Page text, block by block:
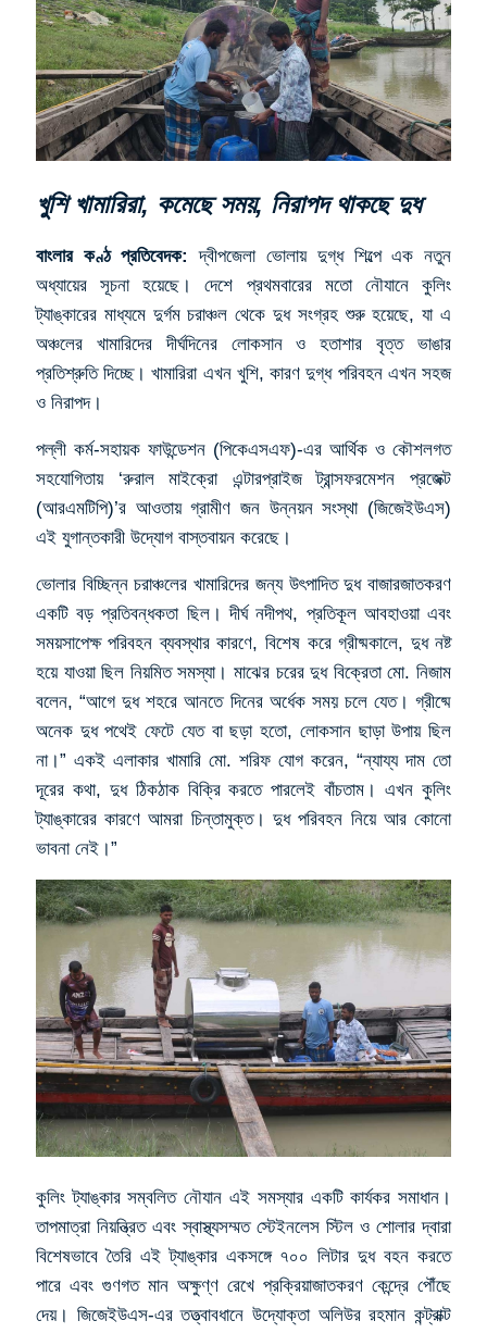
খুশি খামারিরা, কমেছে সময়, নিরাপদ থাকছে দুধ
বাংলার কণ্ঠ প্রতিবেদক:দ্বীপজেলা ভোলায় দুগ্ধ শিল্পে এক নতুন
অধ্যায়ের সূচনা হয়েছে। দেশে প্রথমবারের মতো নৌযানে কুলিং
ট্যাঙ্কারের মাধ্যমে দুর্গম চরাঞ্চল থেকে দুধ সংগ্রহ শুরু হয়েছে, যা এ
অঞ্চলের খামারিদের দীর্ঘদিনের লোকসান ও হতাশার বৃত্ত ভাঙার
প্রতিশ্রুতি দিচ্ছে। খামারিরা এখন খুশি, কারণ দুগ্ধ পরিবহন এখন সহজ
ও নিরাপদ।
পল্লী কর্ম-সহায়ক ফাউন্ডেশন (পিকেএসএফ)-এর আর্থিক ও কৌশলগত
সহযোগিতায় ‘রুরাল মাইক্রো এন্টারপ্রাইজ ট্রান্সফরমেশন প্রজেক্ট
(আরএমটিপি)’র আওতায় গ্রামীণ জন উন্নয়ন সংস্থা (জিজেইউএস)
এই যুগান্তকারী উদ্যোগ বাস্তবায়ন করেছে।
ভোলার বিচ্ছিন্ন চরাঞ্চলের খামারিদের জন্য উৎপাদিত দুধ বাজারজাতকরণ
একটি বড় প্রতিবন্ধকতা ছিল। দীর্ঘ নদীপথ, প্রতিকূল আবহাওয়া এবং
সময়সাপেক্ষ পরিবহন ব্যবস্থার কারণে, বিশেষ করে গ্রীষ্মকালে, দুধ নষ্ট
হয়ে যাওয়া ছিল নিয়মিত সমস্যা। মাঝের চরের দুধ বিক্রেতা মো. নিজাম
বলেন, “আগে দুধ শহরে আনতে দিনের অর্ধেক সময় চলে যেত। গ্রীষ্মে
অনেক দুধ পথেই ফেটে যেত বা ছড়া হতো, লোকসান ছাড়া উপায় ছিল
না।” একই এলাকার খামারি মো. শরিফ যোগ করেন, “ন্যায্য দাম তো
দূরের কথা, দুধ ঠিকঠাক বিক্রি করতে পারলেই বাঁচতাম। এখন কুলিং
ট্যাঙ্কারের কারণে আমরা চিন্তামুক্ত। দুধ পরিবহন নিয়ে আর কোনো
ভাবনা নেই।”
কুলিং ট্যাঙ্কার সম্বলিত নৌযান এই সমস্যার একটি কার্যকর সমাধান।
তাপমাত্রা নিয়ন্ত্রিত এবং স্বাস্থ্যসম্মত স্টেইনলেস স্টিল ও শোলার দ্বারা
বিশেষভাবে তৈরি এই ট্যাঙ্কার একসঙ্গে ৭০০ লিটার দুধ বহন করতে
পারে এবং গুণগত মান অক্ষুণ্ণ রেখে প্রক্রিয়াজাতকরণ কেন্দ্রে পৌঁছে
দেয়। জিজেইউএস-এর তত্ত্বাবধানে উদ্যোক্তা অলিউর রহমান কন্ট্রাক্ট